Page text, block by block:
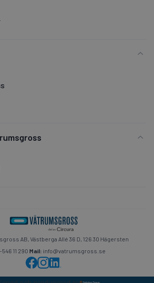
AB, Västberga Allé 36 D, 126 30 Hägersten
11 290 Mail: info@vatrumsgross.se